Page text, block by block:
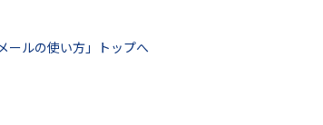
ールの使い方」トップへ